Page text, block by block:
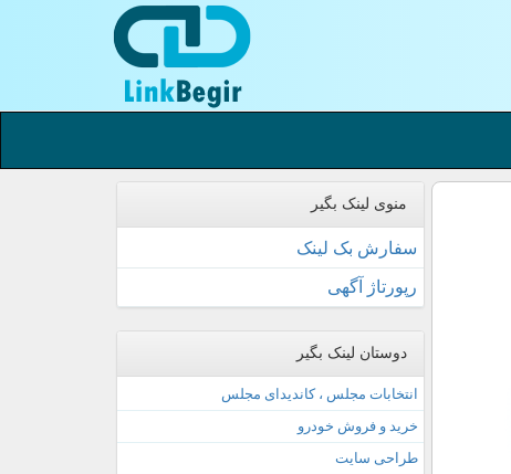
منوی لینک بگیر
سفارش بک لینک
رپورتاژ آگهی
دوستان لینک بگیر
انتخابات مجلس ، کاندیدای مجلس
خرید و فروش خودرو
طراحی سایت